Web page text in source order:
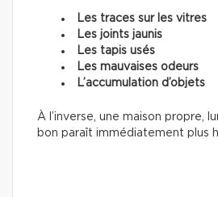
Les traces sur les vitres
Les joints jaunis
Les tapis usés
Les mauvaises odeurs
L’accumulation d’objets
À l’inverse, une maison propre,
bon paraît immédiatement plus